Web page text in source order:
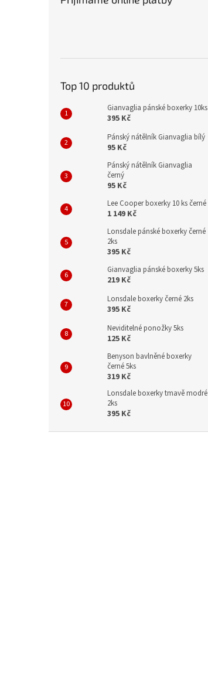
Top 10 produktů
Gianvaglia pánské boxerky 10ks
395 Kč
Pánský nátělník Gianvaglia bílý
95 Kč
Pánský nátělník Gianvaglia
černý
95 Kč
Lee Cooper boxerky 10 ks černé
1 149 Kč
Lonsdale pánské boxerky černé
2ks
395 Kč
Gianvaglia pánské boxerky 5ks
219 Kč
Lonsdale boxerky černé 2ks
395 Kč
Neviditelné ponožky 5ks
125 Kč
Benyson bavlněné boxerky
černé 5ks
319 Kč
Lonsdale boxerky tmavě modré
2ks
395 Kč